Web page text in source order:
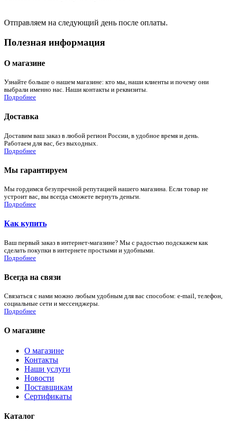
Отправляем на следующий день после оплаты.
Полезная информация
О магазине
Узнайте больше о нашем магазине: кто мы, наши клиенты и почему они
выбрали именно нас. Наши контакты и реквизиты.
Подробнее
Доставка
Доставим ваш заказ в любой регион России, в удобное время и день.
Работаем для вас, без выходных.
Подробнее
Мы гарантируем
Мы гордимся безупречной репутацией нашего магазина. Если товар не
устроит вас, вы всегда сможете вернуть деньги.
Подробнее
Как купить
Ваш первый заказ в интернет-магазине? Мы с радостью подскажем как
сделать покупки в интернете простыми и удобными.
Подробнее
Всегда на связи
Связаться с нами можно любым удобным для вас способом: e-mail, телефон,
социальные сети и мессенджеры.
Подробнее
О магазине
О магазине
Контакты
Наши услуги
Новости
Поставщикам
Сертификаты
Каталог